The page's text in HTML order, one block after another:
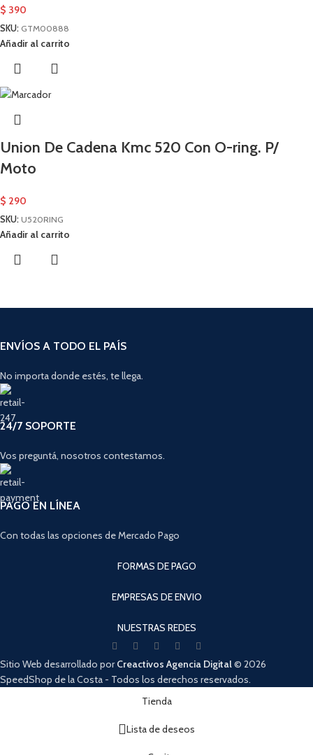
$ 390
SKU: GTM00888
Añadir al carrito
Union De Cadena Kmc 520 Con O-ring. P/
Moto
$ 290
SKU: U520RING
Añadir al carrito
ENVÍOS A TODO EL PAÍS
No importa donde estés, te llega.
24/7 SOPORTE
Vos preguntá, nosotros contestamos.
PAGO EN LÍNEA
Con todas las opciones de Mercado Pago
FORMAS DE PAGO
EMPRESAS DE ENVIO
NUESTRAS REDES
Sitio Web desarrollado porCreactivos Agencia Digital© 2026
SpeedShop de la Costa - Todos los derechos reservados.
Cuando hay resultados autocompletados, puedes utilizar las flechas
Tienda
Lista de deseos